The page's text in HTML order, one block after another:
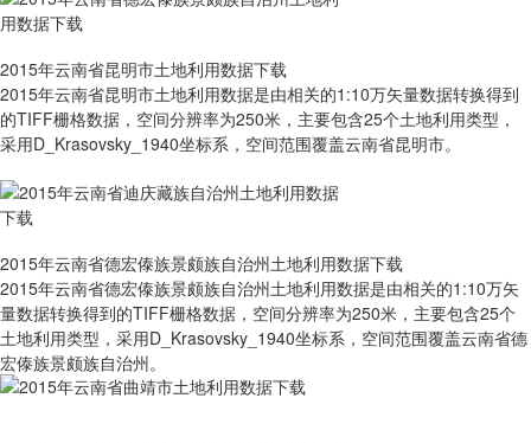
2015年云南省昆明市土地利用数据下载
2015年云南省昆明市土地利用数据是由相关的1:10万矢量数据转换得到
的TIFF栅格数据，空间分辨率为250米，主要包含25个土地利用类型，
采用D_Krasovsky_1940坐标系，空间范围覆盖云南省昆明市。
2015年云南省德宏傣族景颇族自治州土地利用数据下载
2015年云南省德宏傣族景颇族自治州土地利用数据是由相关的1:10万矢
量数据转换得到的TIFF栅格数据，空间分辨率为250米，主要包含25个
土地利用类型，采用D_Krasovsky_1940坐标系，空间范围覆盖云南省德
宏傣族景颇族自治州。